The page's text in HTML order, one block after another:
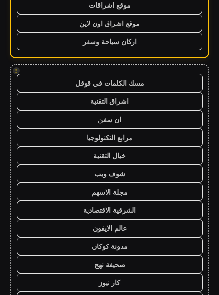
موقع اشراقات
موقع اشراق اون لاين
اركان سياحة وسفر
!
مسك الكلمات في قوقل
اشراق التقنية
ان سفن
مرابع التكنولوجيا
خيال التقنية
شوف ويب
مجلة الاسهم
الشرقية الاقتصادية
عالم الايفون
مدونة كوكان
صحيفة نهج
كار نيوز